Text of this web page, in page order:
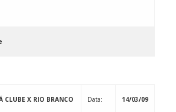
CLUBE X RIO BRANCO Data: 14/03/09